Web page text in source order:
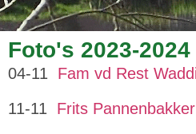
Foto's 2023-2024
04-11 Fam vd Rest
11-11 Frits